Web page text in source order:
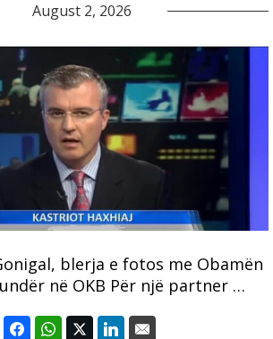
August 2, 2026
blerja e fotos me Obamën
në OKB Për një partner …